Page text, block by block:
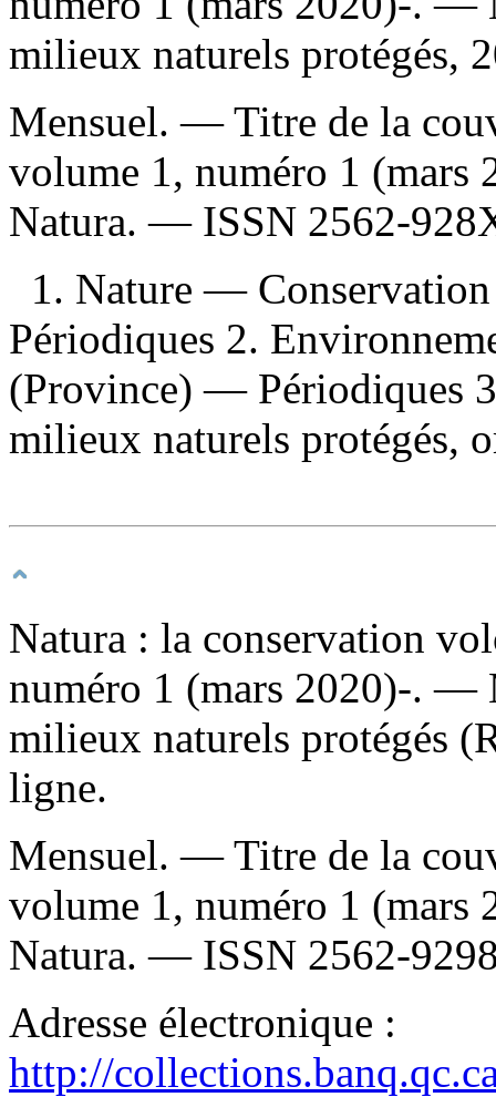
milieux naturels protégés,
Mensuel. — Titre de la
volume 1, numéro 1
Natura. — ISSN 2562-
1. Nature —
Périodiques 2.
(Province) — Périodiques
milieux naturels protégés,
Natura : la conservation
numéro 1 (mars 2020)-. —
milieux naturels protégés
ligne.
Mensuel. — Titre de la
volume 1, numéro 1
Natura. — ISSN 2562-
Adresse électronique :
http://